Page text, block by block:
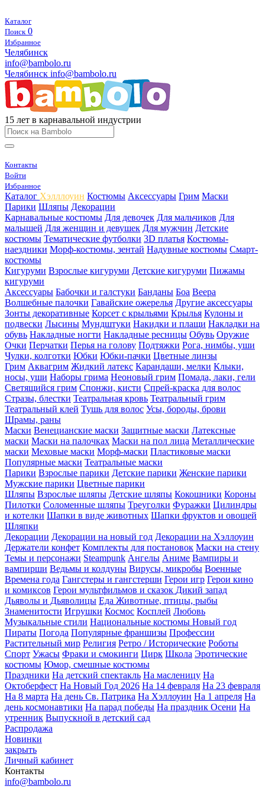
Каталог
Поиск 0
Избранное
Челябинск
info@bambolo.ru
Челябинск info@bambolo.ru
15 лет в карнавальной индустрии
Контакты
Войти
Избранное
Каталог Хэлллоуин Костюмы Аксессуары Грим Маски
Парики Шляпы Декорации
Карнавальные костюмы Для девочек Для мальчиков Для
малышей Для женщин и девушек Для мужчин Детские
костюмы Тематические футболки 3D платья Костюмы-
наездники Морф-костюмы, зентай Надувные костюмы Смарт-
костюмы
Кигуруми Взрослые кигуруми Детские кигуруми Пижамы
кигуруми
Аксессуары Бабочки и галстуки Банданы Боа Веера
Волшебные палочки Гавайские ожерелья Другие аксессуары
Зонты декоративные Корсет с крыльями Крылья Кулоны и
подвески Лысины Мундштуки Накидки и плащи Накладки на
обувь Накладные ногти Накладные ресницы Обувь Оружие
Очки Перчатки Перья на голову Подтяжки Рога, нимбы, уши
Чулки, колготки Юбки Юбки-пачки Цветные линзы
Грим Аквагрим Жидкий латекс Карандаши, мелки Клыки,
носы, уши Наборы грима Неоновый грим Помада, лаки, гели
Светящийся грим Спонжи, кисти Спрей-краска для волос
Стразы, блестки Театральная кровь Театральный грим
Театральный клей Тушь для волос Усы, бороды, брови
Шрамы, раны
Маски Венецианские маски Защитные маски Латексные
маски Маски на палочках Маски на пол лица Металлические
маски Меховые маски Морф-маски Пластиковые маски
Популярные маски Театральные маски
Парики Взрослые парики Детские парики Женские парики
Мужские парики Цветные парики
Шляпы Взрослые шляпы Детские шляпы Кокошники Короны
Пилотки Соломенные шляпы Треуголки Фуражки Цилиндры
и котелки Шапки в виде животных Шапки фруктов и овощей
Шляпки
Декорации Декорации на новый год Декорации на Хэллоуин
Держатели конфет Комплекты для постановок Маски на стену
Темы и персонажи Steampunk Ангелы Аниме Вампиры и
вампирши Ведьмы и колдуны Вирусы, микробы Военные
Времена года Гангстеры и гангстерши Герои игр Герои кино
и комиксов Герои мультфильмов и сказок Дикий запад
Дьяволы и Дьяволицы Еда Животные, птицы, рыбы
Знаменитости Игрушки Космос Косплей Любовь
Музыкальные стили Национальные костюмы Новый год
Пираты Погода Популярные франшизы Профессии
Растительный мир Религия Ретро / Исторические Роботы
Спорт Ужасы Фраки и смокинги Цирк Школа Эротические
костюмы Юмор, смешные костюмы
Праздники На детский спектакль На масленицу На
Октоберфест На Новый Год 2026 На 14 февраля На 23 февраля
На 8 марта На день Св. Патрика На Хэллоуин На 1 апреля На
день космонавтики На парад победы На праздник Осени На
утренник Выпускной в детский сад
Распродажа
Новинки
закрыть
Личный кабинет
Контакты
info@bambolo.ru